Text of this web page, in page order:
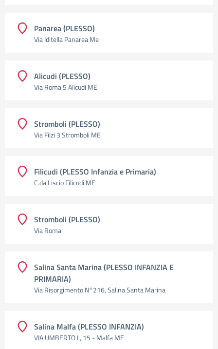
Panarea (PLESSO)
Via Iditella Panarea Me
Alicudi (PLESSO)
Via Roma 5 Alicudi ME
Stromboli (PLESSO)
Via Filzi 3 Stromboli ME
Filicudi (PLESSO Infanzia e Primaria)
C.da Liscio Filicudi ME
Stromboli (PLESSO)
Via Roma
Salina Santa Marina (PLESSO INFANZIA E
PRIMARIA)
Via Risorgimento N°216, Salina Santa Marina
Salina Malfa (PLESSO INFANZIA)
VIA UMBERTO I , 15 - Malfa ME